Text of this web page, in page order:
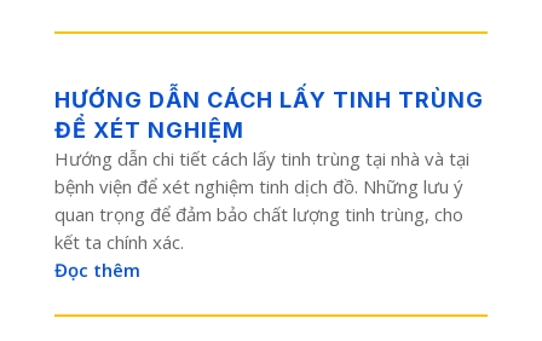
HƯỚNG DẪN CÁCH LẤY TINH TRÙNG
ĐỂ XÉT NGHIỆM
Hướng dẫn chi tiết cách lấy tinh trùng tại nhà và tại
bệnh viện để xét nghiệm tinh dịch đồ. Những lưu ý
quan trọng để đảm bảo chất lượng tinh trùng, cho
kết ta chính xác.
Đọc thêm